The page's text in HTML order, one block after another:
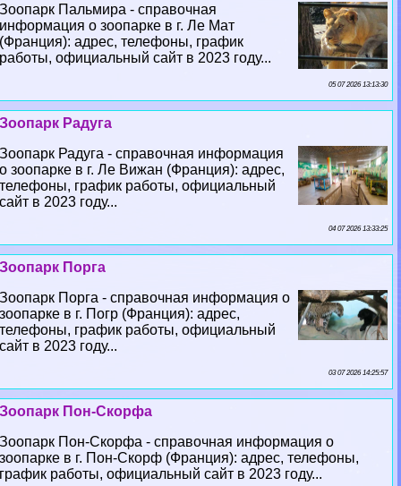
Зоопарк Пальмира - справочная
информация о зоопарке в г. Ле Мат
(Франция): адрес, телефоны, график
работы, официальный сайт в 2023 году...
05 07 2026 13:13:30
Зоопарк Радуга
Зоопарк Радуга - справочная информация
о зоопарке в г. Ле Вижан (Франция): адрес,
телефоны, график работы, официальный
сайт в 2023 году...
04 07 2026 13:33:25
Зоопарк Порга
Зоопарк Порга - справочная информация о
зоопарке в г. Погр (Франция): адрес,
телефоны, график работы, официальный
сайт в 2023 году...
03 07 2026 14:25:57
Зоопарк Пон-Скорфа
Зоопарк Пон-Скорфа - справочная информация о
зоопарке в г. Пон-Скорф (Франция): адрес, телефоны,
график работы, официальный сайт в 2023 году...